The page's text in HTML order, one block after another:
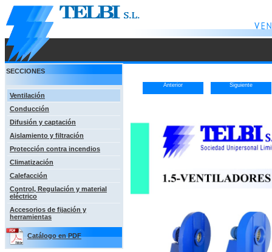
SECCIONES
Ventilación
Conducción
Difusión y captación
Aislamiento y filtración
Protección contra incendios
Climatización
Calefacción
Control, Regulación y material
eléctrico
Accesorios de fijación y
herramientas
Catálogo en PDF
Anterior Siguiente